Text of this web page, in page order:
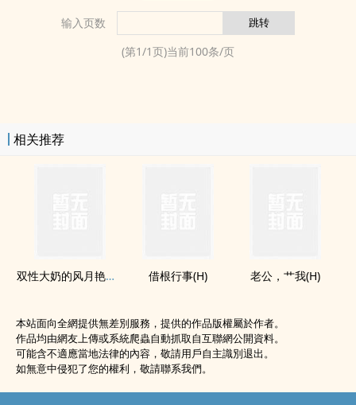
输入页数
(第1/1页)当前100条/页
相关推荐
双性大奶的风月艳事(H) 借根行事(H) 老公，艹我(H)
本站面向全網提供無差別服務，提供的作品版權屬於作者。
作品均由網友上傳或系統爬蟲自動抓取自互聯網公開資料。
可能含不適應當地法律的內容，敬請用戶自主識別退出。
如無意中侵犯了您的權利，敬請聯系我們。